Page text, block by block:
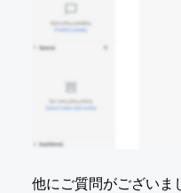
他にご質問がございま